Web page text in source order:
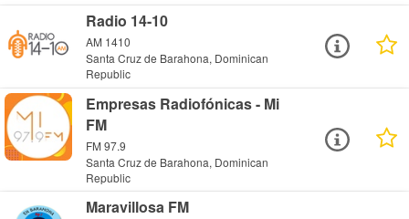
Radio 14-10
AM 1410
Santa Cruz de Barahona, Dominican
Republic
Empresas Radiofónicas - Mi
FM
FM 97.9
Santa Cruz de Barahona, Dominican
Republic
Maravillosa FM